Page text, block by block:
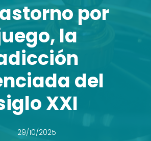
por
la
del
XXI
29/10/2025